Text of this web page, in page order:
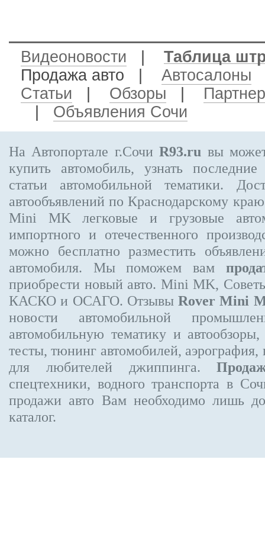
Видеоновости
Таблица
Продажа авто
Автосалоны
Статьи
Обзоры
Объявления Сочи
На Автопортале г.СочиR93.ru вы
купить автомобиль, узнать
статьи автомобильной тематики.
автообъявлений по Краснодарскому
Mini MK легковые и грузовые
импортного и отечественного
можно бесплатно разместить
автомобиля. Мы поможем вам
приобрести новый авто. Mini MK,
КАСКО и ОСАГО. Отзывы Rover Mini
новости автомобильной
автомобильную тематику и
тесты, тюнинг автомобилей,
для любителей джиппинга.
спецтехники, водного транспорта в
продажи авто Вам необходимо лишь
каталог.